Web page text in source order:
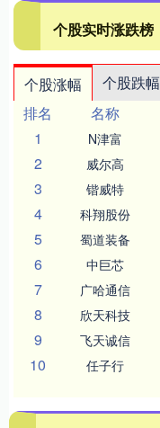
个股实时涨跌榜
个股涨幅 个股跌幅
排名
名称
1
N津富
2 威尔高
3 锴威特
4 科翔股份
5 蜀道装备
6 中巨芯
7 广哈通信
8 欣天科技
9 飞天诚信
10 任子行